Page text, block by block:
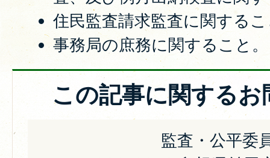
住民監査請求監査に関する
事務局の庶務に関すること。
この記事に関するお
監査・公平委